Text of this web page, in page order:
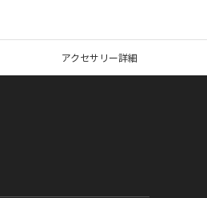
アクセサリー詳細